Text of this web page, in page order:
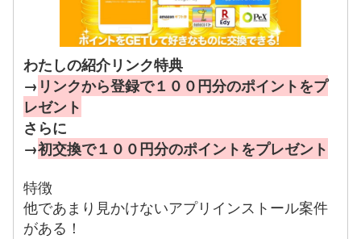
わたしの紹介リンク特典
→ リンクから登録で１００円分のポイントをプ
レゼント
さらに
→初交換で１００円分のポイントをプレゼント
特徴
他であまり見かけないアプリインストール案件
がある！